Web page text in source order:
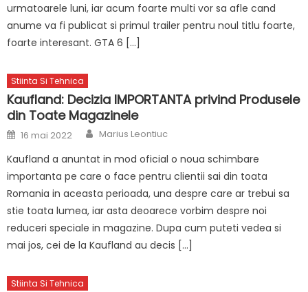
urmatoarele luni, iar acum foarte multi vor sa afle cand
anume va fi publicat si primul trailer pentru noul titlu foarte,
foarte interesant. GTA 6 […]
Stiinta Si Tehnica
Kaufland: Decizia IMPORTANTA privind Produsele
din Toate Magazinele
Posted
on
16 mai 2022 Author
Marius Leontiuc
Kaufland a anuntat in mod oficial o noua schimbare
importanta pe care o face pentru clientii sai din toata
Romania in aceasta perioada, una despre care ar trebui sa
stie toata lumea, iar asta deoarece vorbim despre noi
reduceri speciale in magazine. Dupa cum puteti vedea si
mai jos, cei de la Kaufland au decis […]
Stiinta Si Tehnica